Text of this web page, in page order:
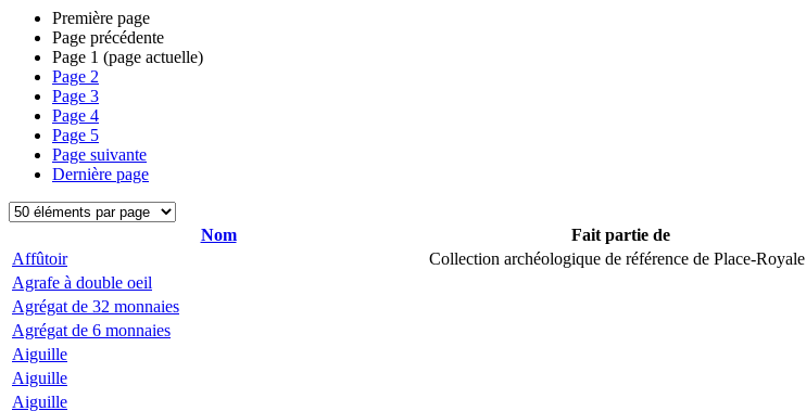
Première page
Page précédente
Page 1 (page actuelle)
Page 2
Page 3
Page 4
Page 5
Page suivante
Dernière page
Nom Fait partie de
Affûtoir
Collection archéologique de référence de Place-Royale
Agrafe à double oeil
Agrégat de 32 monnaies
Agrégat de 6 monnaies
Aiguille
Aiguille
Aiguille